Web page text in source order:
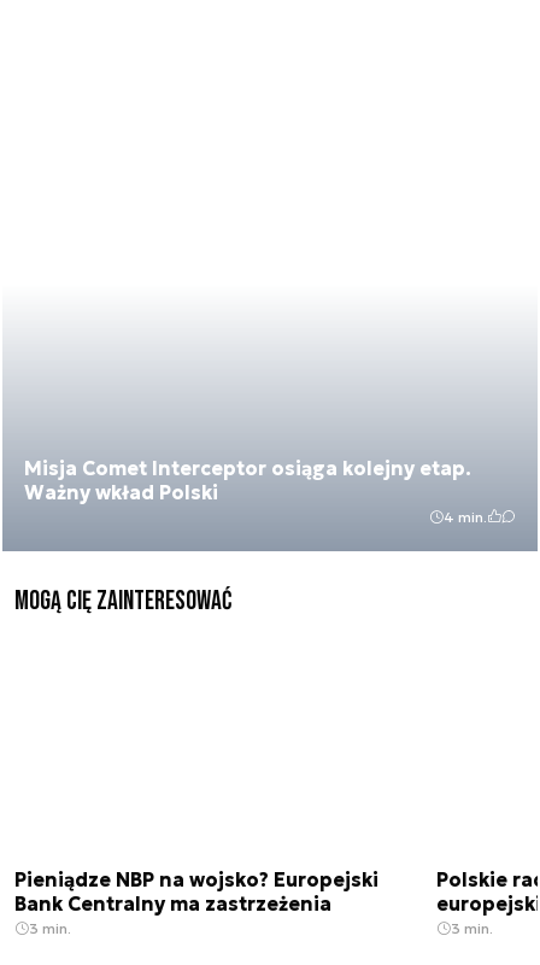
Misja Comet Interceptor osiąga kolejny etap.
Ważny wkład Polski
4 min.
Mogą Cię zainteresować
Pieniądze NBP na wojsko? Europejski
Bank Centralny ma zastrzeżenia
3 min.
Polskie
3 min.